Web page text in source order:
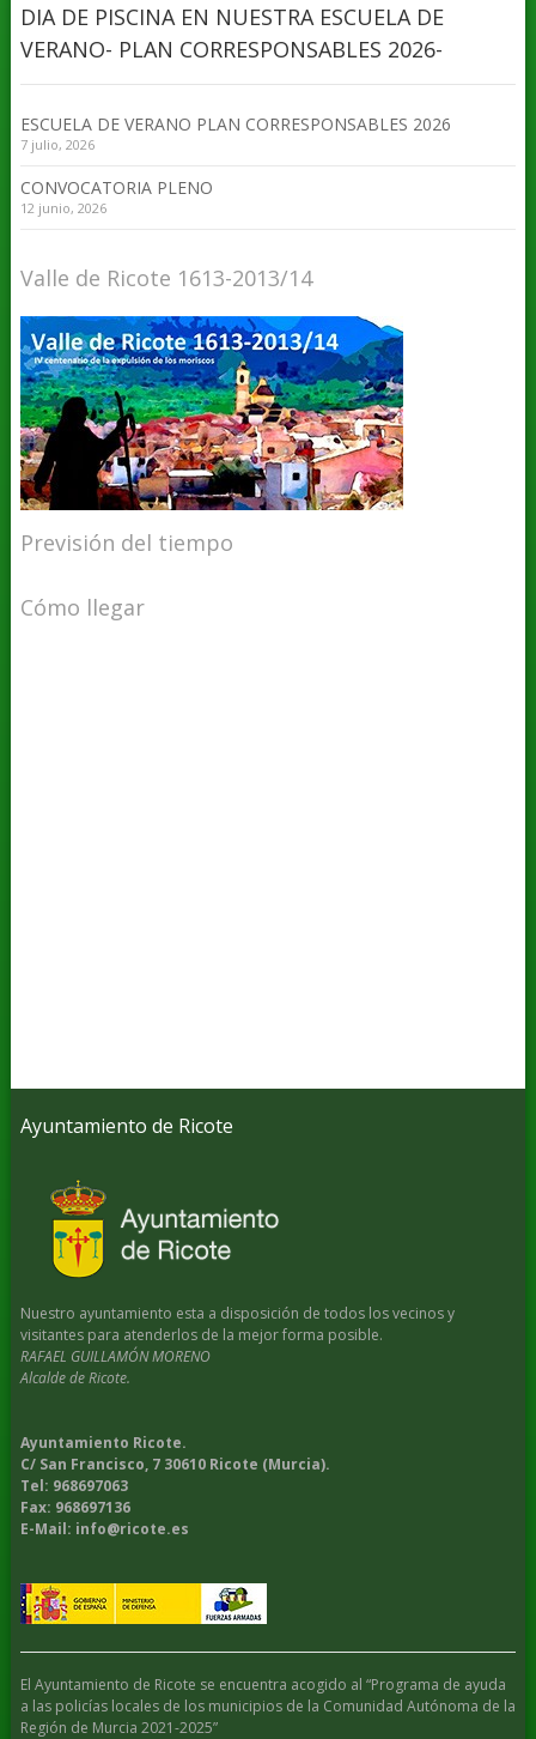
DIA DE PISCINA EN NUESTRA ESCUELA DE
VERANO- PLAN CORRESPONSABLES 2026-
ESCUELA DE VERANO PLAN CORRESPONSABLES 2026
7 julio, 2026
CONVOCATORIA PLENO
12 junio, 2026
Valle de Ricote 1613-2013/14
Previsión del tiempo
Cómo llegar
Ayuntamiento de Ricote
Nuestro ayuntamiento esta a disposición de todos los vecinos y
visitantes para atenderlos de la mejor forma posible.
RAFAEL GUILLAMÓN MORENO
Alcalde de Ricote.
Ayuntamiento Ricote.
C/ San Francisco, 7 30610 Ricote (Murcia).
Tel: 968697063
Fax: 968697136
E-Mail: info@ricote.es
El Ayuntamiento de Ricote se encuentra acogido al “Programa de ayuda
a las policías locales de los municipios de la Comunidad Autónoma de la
Región de Murcia 2021-2025”